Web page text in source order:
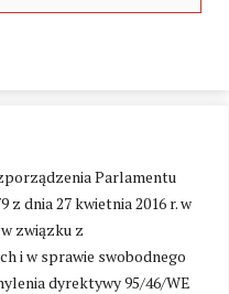
Parlamentu
z dnia 27 kwietnia 2016 r. w
związku z
i w sprawie swobodnego
dyrektywy 95/46/WE